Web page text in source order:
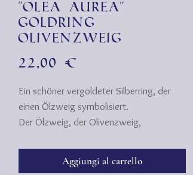
"Olea aurea"
Goldring
Olivenzweig
22,00 €
Ein schöner vergoldeter Silberring, der
einen Ölzweig symbolisiert.
Der Ölzweig, der Olivenzweig,
währende Stärke und Kraft.
Aggiungi al carrello